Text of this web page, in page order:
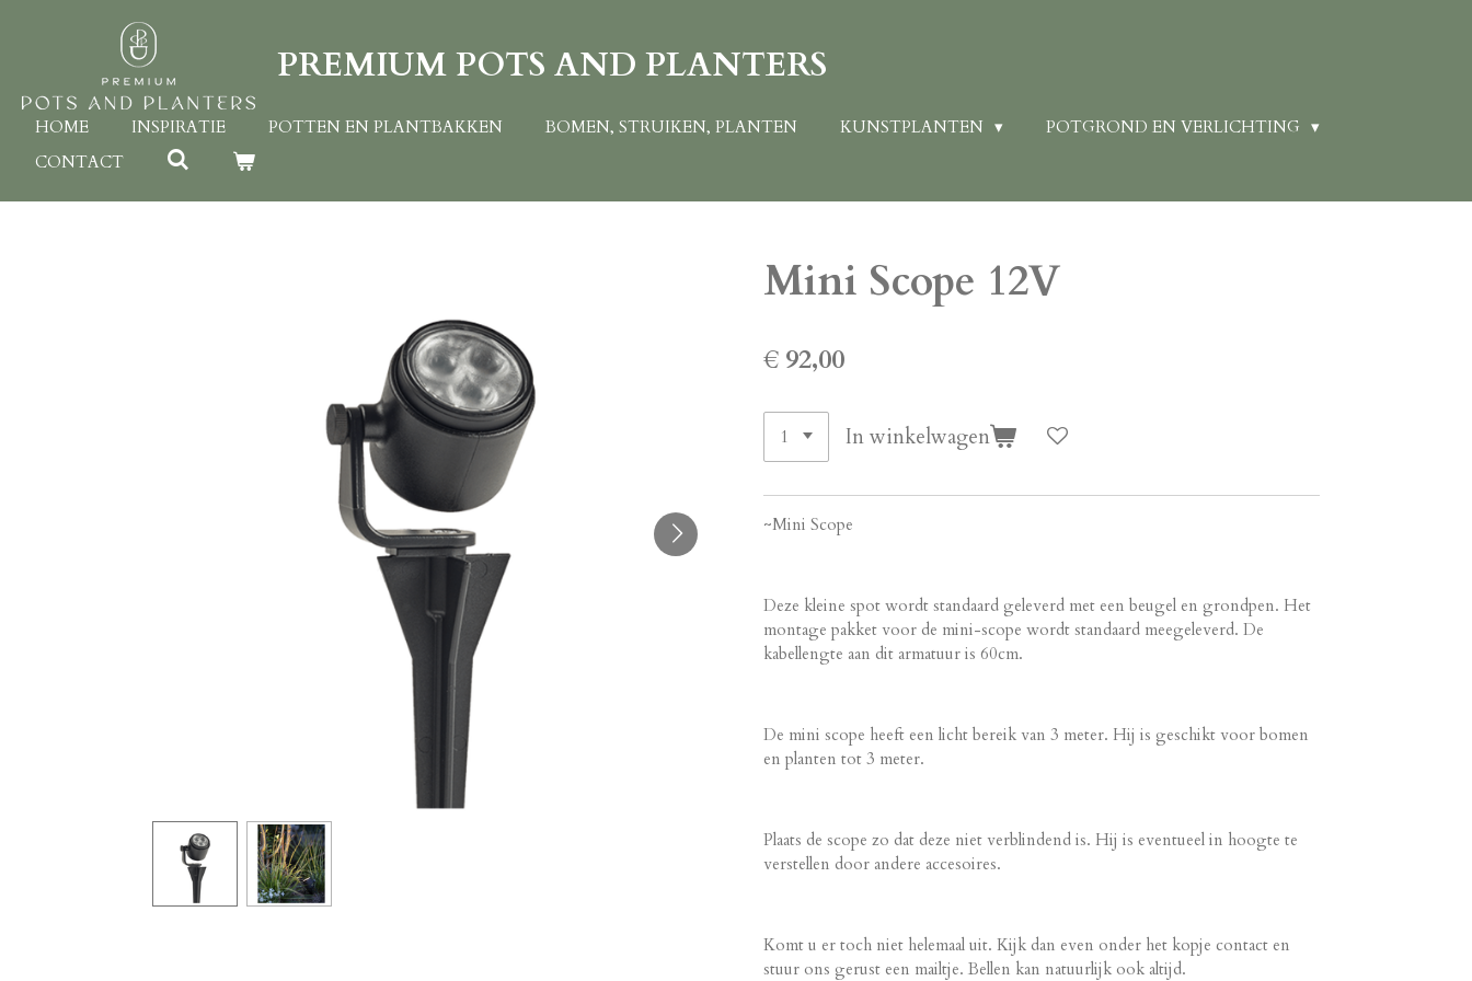
de
hoofdinhoud
PREMIUM POTS AND PLANTERS
HOME INSPIRATIE POTTEN EN PLANTBAKKEN BOMEN, STRUIKEN, PLANTEN KUNSTPLANTEN
POTGROND EN VERLICHTING
CONTACT
Mini Scope 12V
€ 92,00
In winkelwagen
~Mini Scope
Deze kleine spot wordt standaard geleverd met een beugel en grondpen. Het
montage pakket voor de mini-scope wordt standaard meegeleverd. De
kabellengte aan dit armatuur is 60cm.
De mini scope heeft een licht bereik van 3 meter. Hij is geschikt voor bomen
en planten tot 3 meter.
Plaats de scope zo dat deze niet verblindend is. Hij is eventueel in hoogte te
verstellen door andere accesoires.
Komt u er toch niet helemaal uit. Kijk dan even onder het kopje contact en
stuur ons gerust een mailtje. Bellen kan natuurlijk ook altijd.